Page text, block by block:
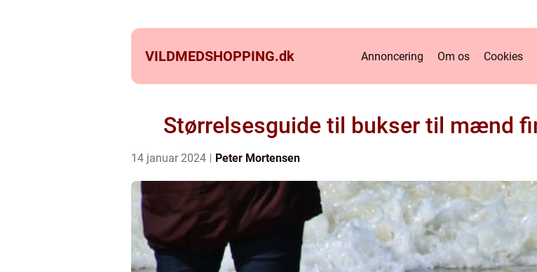
VILDMEDSHOPPING.dk Annoncering Om os Cookies
Størrelsesguide til bukser til mænd
14 januar 2024 Peter Mortensen